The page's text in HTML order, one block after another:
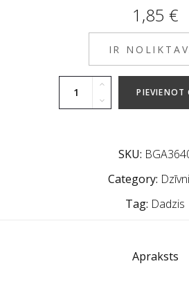
1,85 €
IR
PIEVIENOT
SKU:
Category:
Tag: Dadzis
Apraksts